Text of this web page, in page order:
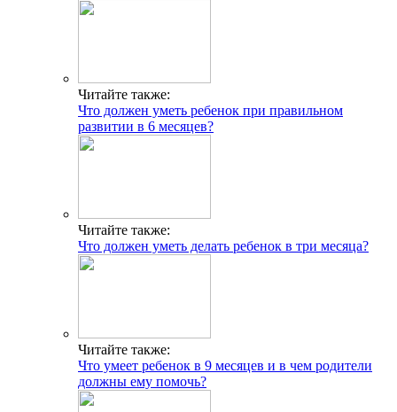
Читайте также:
Что должен уметь ребенок при правильном
развитии в 6 месяцев?
Читайте также:
Что должен уметь делать ребенок в три месяца?
Читайте также:
Что умеет ребенок в 9 месяцев и в чем родители
должны ему помочь?